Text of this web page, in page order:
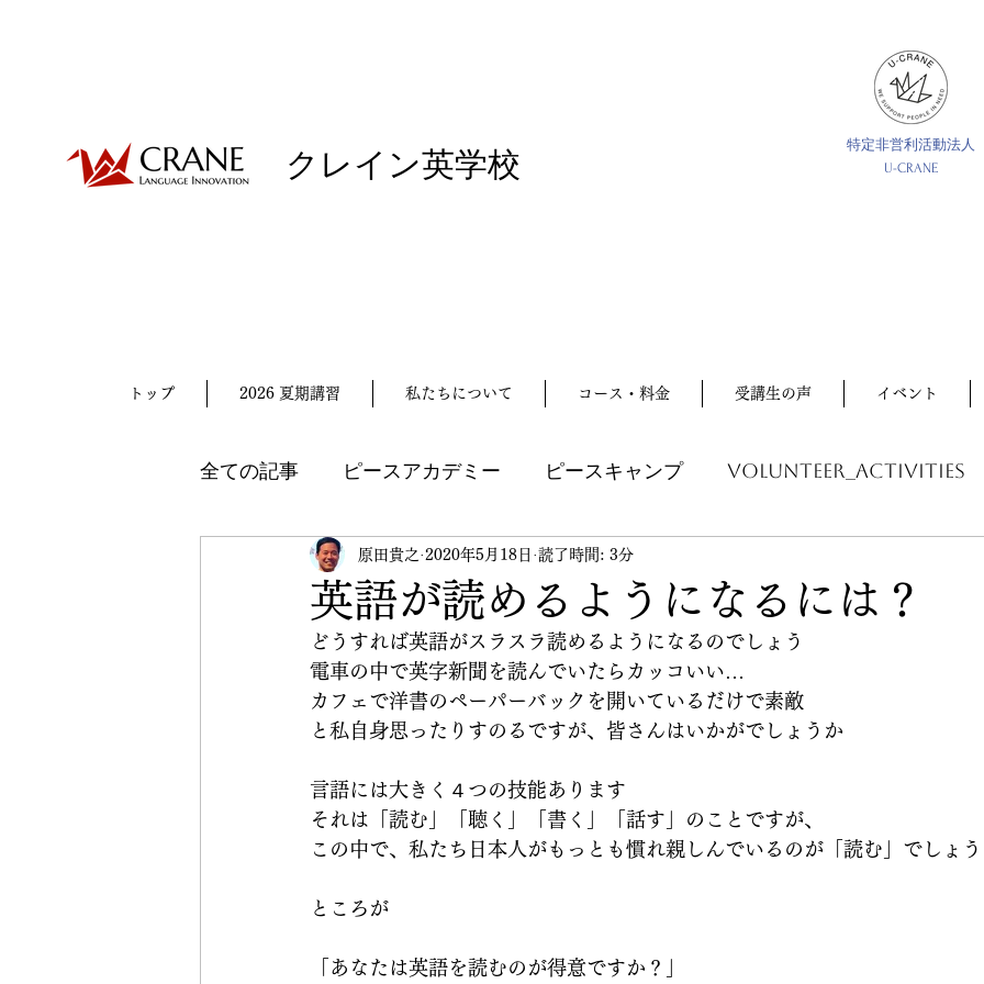
クレイン英学校
特定非営利活動法人
U-CRANE
トップ 2026 夏期講習 私たちについて コース・料金 受講生の声 イベント
全ての記事 ピースアカデミー ピースキャンプ volunteer_activities
受験英語 英検 イベント 講習会
CRANE Peace Initiative
英語が読めるようになるには？
原田貴之 2020年5月18日 読了時間: 3分
どうすれば英語がスラスラ読めるようになるのでしょう
電車の中で英字新聞を読んでいたらカッコいい…
カフェで洋書のペーパーバックを開いているだけで素敵
と私自身思ったりすのるですが、皆さんはいかがでしょうか
言語には大きく４つの技能あります
それは「読む」「聴く」「書く」「話す」のことですが、
この中で、私たち日本人がもっとも慣れ親しんでいるのが「読む」でしょう
ところが
「あなたは英語を読むのが得意ですか？」